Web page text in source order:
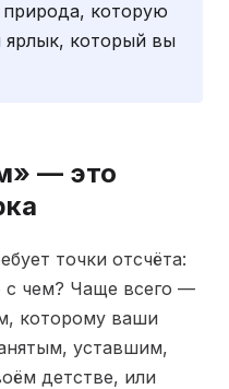
которую
ярлык, который вы
— это
точки отсчёта:
чем? Чаще всего —
которому ваши
уставшим,
детстве, или